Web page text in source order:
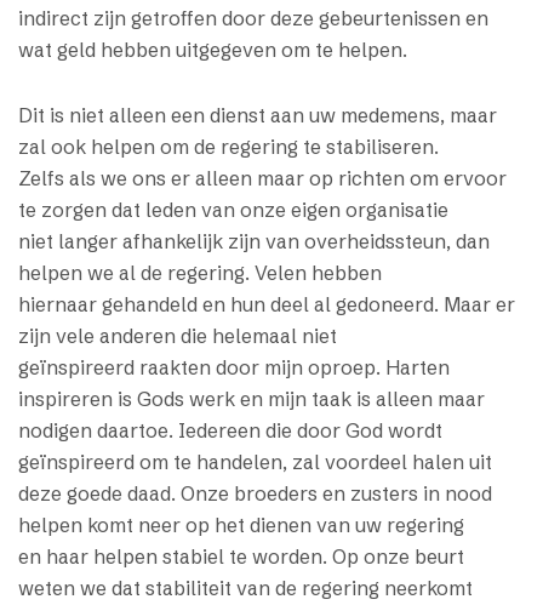
indirect zijn getroffen door deze gebeurtenissen en
wat geld hebben uitgegeven om te helpen.
Dit is niet alleen een dienst aan uw medemens, maar
zal ook helpen om de regering te stabiliseren.
Zelfs als we ons er alleen maar op richten om ervoor
te zorgen dat leden van onze eigen organisatie
niet langer afhankelijk zijn van overheidssteun, dan
helpen we al de regering. Velen hebben
hiernaar gehandeld en hun deel al gedoneerd. Maar er
zijn vele anderen die helemaal niet
geïnspireerd raakten door mijn oproep. Harten
inspireren is Gods werk en mijn taak is alleen maar
nodigen daartoe. Iedereen die door God wordt
geïnspireerd om te handelen, zal voordeel halen uit
deze goede daad. Onze broeders en zusters in nood
helpen komt neer op het dienen van uw regering
en haar helpen stabiel te worden. Op onze beurt
weten we dat stabiliteit van de regering neerkomt